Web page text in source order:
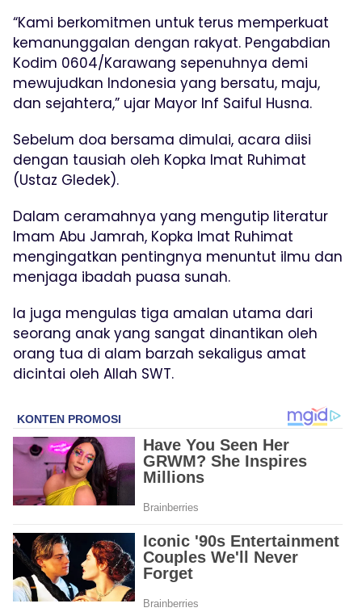
“Kami berkomitmen untuk terus memperkuat
kemanunggalan dengan rakyat. Pengabdian
Kodim 0604/Karawang sepenuhnya demi
mewujudkan Indonesia yang bersatu, maju,
dan sejahtera,” ujar Mayor Inf Saiful Husna.
Sebelum doa bersama dimulai, acara diisi
dengan tausiah oleh Kopka Imat Ruhimat
(Ustaz Gledek).
Dalam ceramahnya yang mengutip literatur
Imam Abu Jamrah, Kopka Imat Ruhimat
mengingatkan pentingnya menuntut ilmu dan
menjaga ibadah puasa sunah.
Ia juga mengulas tiga amalan utama dari
seorang anak yang sangat dinantikan oleh
orang tua di alam barzah sekaligus amat
dicintai oleh Allah SWT.